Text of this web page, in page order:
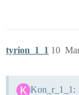
tyrion_1_1 10
Kon_r_1_1: